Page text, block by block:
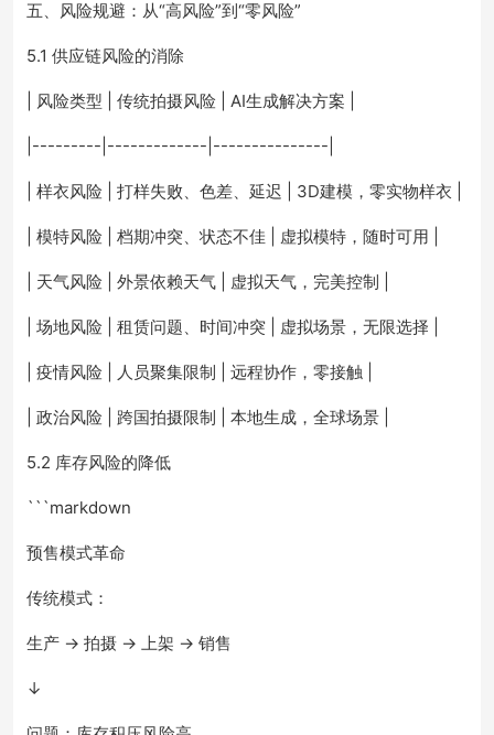
五、风险规避：从“高风险”到“零风险”
5.1 供应链风险的消除
| 风险类型 | 传统拍摄风险 | AI生成解决方案 |
|---------|-------------|---------------|
| 样衣风险 | 打样失败、色差、延迟 | 3D建模，零实物样衣 |
| 模特风险 | 档期冲突、状态不佳 | 虚拟模特，随时可用 |
| 天气风险 | 外景依赖天气 | 虚拟天气，完美控制 |
| 场地风险 | 租赁问题、时间冲突 | 虚拟场景，无限选择 |
| 疫情风险 | 人员聚集限制 | 远程协作，零接触 |
| 政治风险 | 跨国拍摄限制 | 本地生成，全球场景 |
5.2 库存风险的降低
```markdown
预售模式革命
传统模式：
生产 → 拍摄 → 上架 → 销售
↓